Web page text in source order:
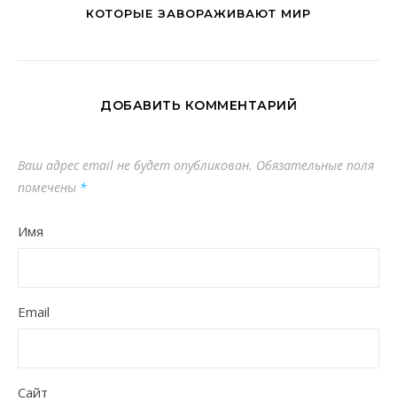
КОТОРЫЕ ЗАВОРАЖИВАЮТ МИР
ДОБАВИТЬ КОММЕНТАРИЙ
Ваш адрес email не будет опубликован. Обязательные поля
помечены *
Имя
Email
Сайт